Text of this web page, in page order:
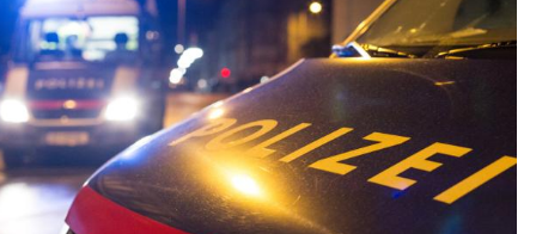
Untermenü
Untermenü
Untermenü
Untermenü